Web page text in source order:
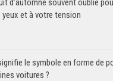
d’automne souvent oublié
yeux et à votre tension
le symbole en forme de
voitures ?